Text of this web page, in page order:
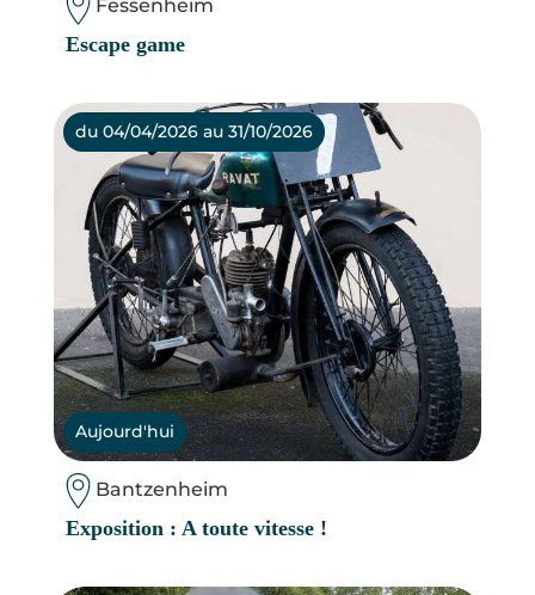
Fessenheim
Escape game
du 04/04/2026 au 31/10/2026
Aujourd'hui
Bantzenheim
Exposition : A toute vitesse !